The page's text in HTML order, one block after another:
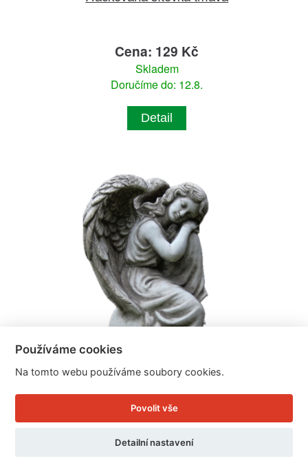
Cena: 129 Kč
Skladem
Doručíme do: 12.8.
Detail
Dekorace na hřbitov anděl 19x17x36
Používáme cookies
Na tomto webu používáme soubory cookies.
Povolit vše
Detailní nastavení